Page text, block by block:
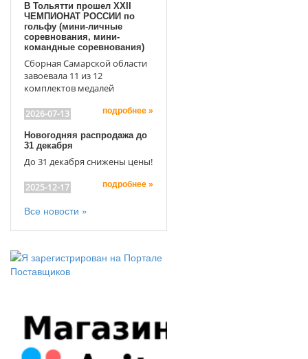
В Тольятти прошел XXII
ЧЕМПИОНАТ РОССИИ по
гольфу (мини-личные
соревнования, мини-
командные соревнования)
Сборная Самарской области
завоевала 11 из 12
комплектов медалей
2026-07-13 подробнее »
Новогодняя распродажа до
31 декабря
До 31 декабря снижены цены!
2025-12-17 подробнее »
Все новости »